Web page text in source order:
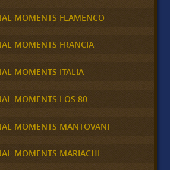
MOMENTS FLAMENCO
MOMENTS FRANCIA
MOMENTS ITALIA
MOMENTS LOS 80
MOMENTS MANTOVANI
MOMENTS MARIACHI